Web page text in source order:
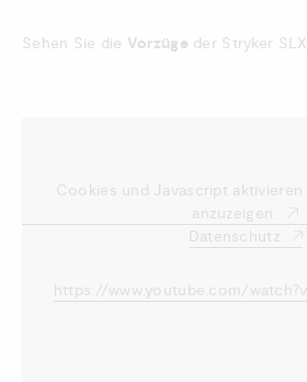
Sehen Sie die Vorzüge der Stryker
Cookies und Javascript aktivieren
anzuzeigen.
Datenschutz
https://www.youtube.com/